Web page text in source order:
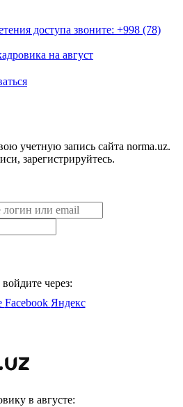
доступа звоните: +998 (78)
на август
учетную запись сайта norma.uz.
зарегистрируйтесь.
через:
Facebook Яндекс
в августе: